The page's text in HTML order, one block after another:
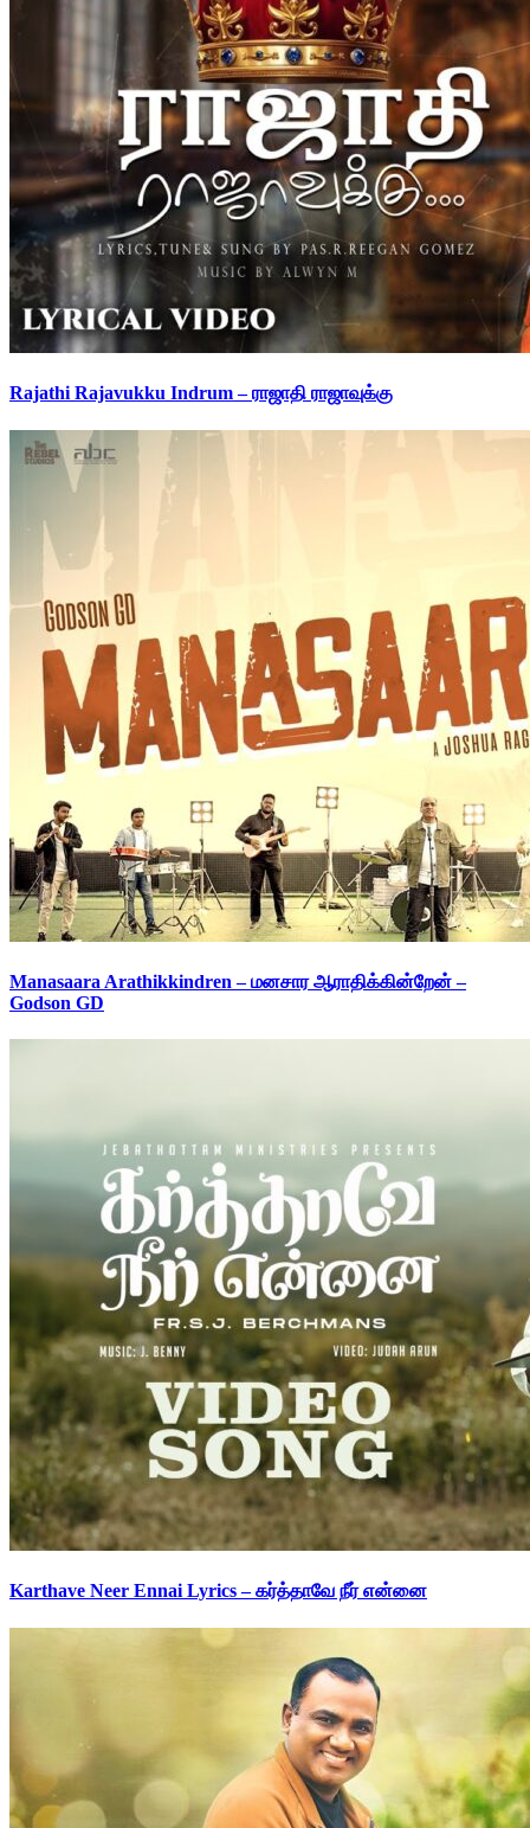
Rajathi Rajavukku Indrum – ராஜாதி ராஜாவுக்கு
Manasaara Arathikkindren – மனசார ஆராதிக்கின்றேன் –
Godson GD
Karthave Neer Ennai Lyrics – கர்த்தாவே நீர் என்னை